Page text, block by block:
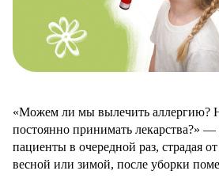
«Можем ли мы вылечить аллергию?
постоянно принимать лекарства?»
пациенты в очередной раз, страдая
весной или зимой, после уборки